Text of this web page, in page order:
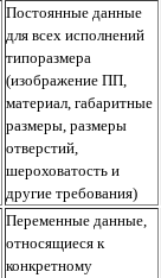
Постоянные данные
для всех исполнений
типоразмера
(изображение ПП,
материал, габаритные
размеры, размеры
отверстий,
шероховатость и
другие требования)
Переменные данные,
относящиеся к
конкретному